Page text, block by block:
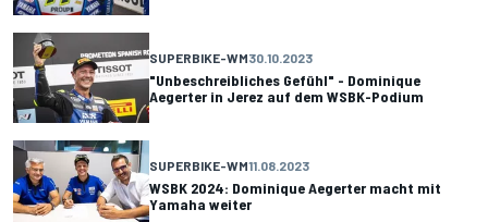
SUPERBIKE-WM30.10.2023
"Unbeschreibliches Gefühl" - Dominique
Aegerter in Jerez auf dem WSBK-Podium
SUPERBIKE-WM11.08.2023
WSBK 2024: Dominique Aegerter macht mit
Yamaha weiter